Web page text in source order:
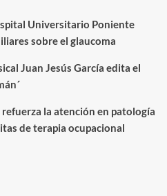
Universitario Poniente
sobre el glaucoma
Juan Jesús García edita el
la atención en patología
de terapia ocupacional